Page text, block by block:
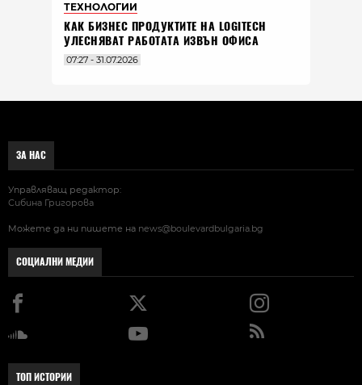
ТЕХНОЛОГИИ
КАК БИЗНЕС ПРОДУКТИТЕ НА LOGITECH
УЛЕСНЯВАТ РАБОТАТА ИЗВЪН ОФИСА
07:27 - 31.07.2026
ЗА НАС
Управляващ редактор:
Сибина Григорова
Можете да ни пишете на news@boulevardbulgaria.bg
СОЦИАЛНИ МЕДИИ
ТОП ИСТОРИИ